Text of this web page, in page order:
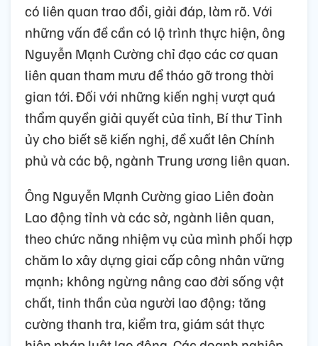
có liên quan trao đổi, giải đáp, làm rõ. Với
những vấn đề cần có lộ trình thực hiện, ông
Nguyễn Mạnh Cường chỉ đạo các cơ quan
liên quan tham mưu để tháo gỡ trong thời
gian tới. Đối với những kiến nghị vượt quá
thẩm quyền giải quyết của tỉnh, Bí thư Tỉnh
ủy cho biết sẽ kiến nghị, đề xuất lên Chính
phủ và các bộ, ngành Trung ương liên quan.
Ông Nguyễn Mạnh Cường giao Liên đoàn
Lao động tỉnh và các sở, ngành liên quan,
theo chức năng nhiệm vụ của mình phối hợp
chăm lo xây dựng giai cấp công nhân vững
mạnh; không ngừng nâng cao đời sống vật
chất, tinh thần của người lao động; tăng
cường thanh tra, kiểm tra, giám sát thực